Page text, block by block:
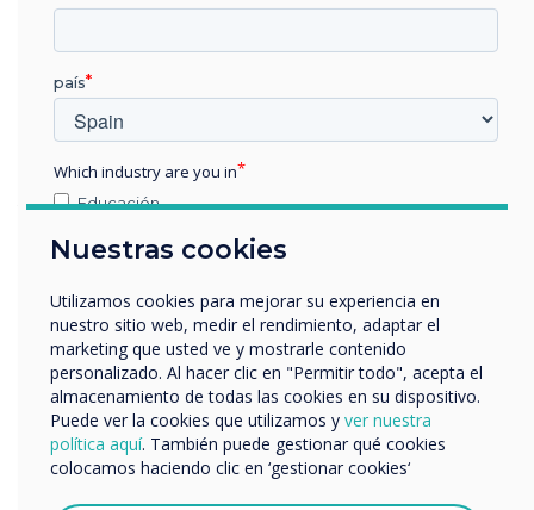
En esencia, se ha demostrado que la utilización
de señalización digital genera tiempos de
espera percibidos más bajos, aumenta el
conocimiento y las posibles ventas de inversión
y crea una mejor experiencia general de
satisfacción del cliente.
A medida que las instituciones financieras
continúan evolucionando con la tecnología,
pueden mejorar significativamente sus
operaciones para ofrecer un entorno más
informativo, acogedor y eficiente que satisfaga
las necesidades de sus clientes.
Nuestras cookies
Utilizamos cookies para mejorar su experiencia en
nuestro sitio web, medir el rendimiento, adaptar el
marketing que usted ve y mostrarle contenido
personalizado. Al hacer clic en "Permitir todo", acepta el
almacenamiento de todas las cookies en su dispositivo.
Puede ver la cookies que utilizamos y ver nuestra
política aquí. También puede gestionar qué cookies
colocamos haciendo clic en ‘gestionar cookies‘
país
Which industry are you in
Educación
Otros
nombre de empresa
Nos gustaría comunicarnos con usted acerca de
nuestros productos y servicios por correo electrónico,
teléfono o correo postal.
Acepto recibir otras comunicaciones de